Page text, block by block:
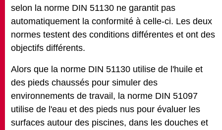
selon la norme DIN 51130 ne garantit pas
automatiquement la conformité à celle-ci. Les deux
normes testent des conditions différentes et ont des
objectifs différents.
Alors que la norme DIN 51130 utilise de l'huile et
des pieds chaussés pour simuler des
environnements de travail, la norme DIN 51097
utilise de l'eau et des pieds nus pour évaluer les
surfaces autour des piscines, dans les douches et